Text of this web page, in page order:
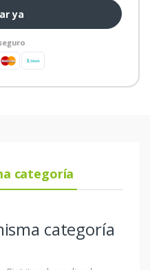
ya
categoría
categoría